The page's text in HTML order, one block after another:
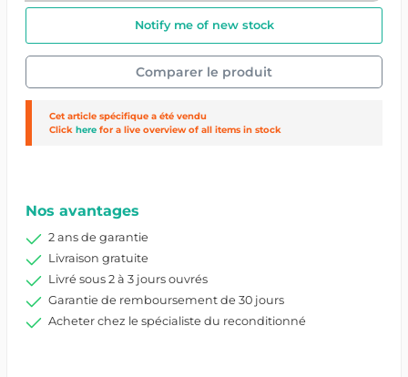
Notify me of new stock
Comparer le produit
Cet article spécifique a été vendu
Clickhere for a live overview of all items in stock
Nos avantages
2 ans de garantie
Livraison gratuite
Livré sous 2 à 3 jours ouvrés
Garantie de remboursement de 30 jours
Acheter chez le spécialiste du reconditionné